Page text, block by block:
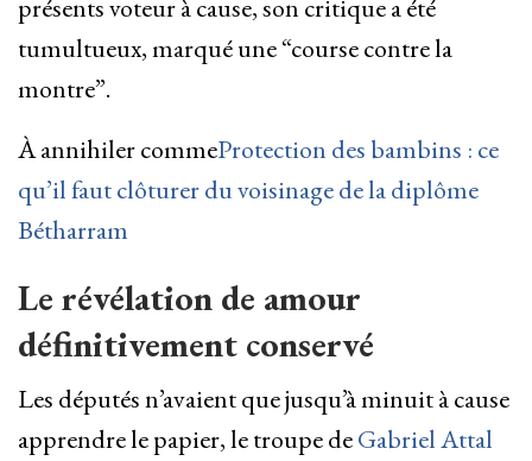
présents voteur à cause, son critique a été
tumultueux, marqué une “course contre la
montre”.
À annihiler commeProtection des bambins : ce
qu’il faut clôturer du voisinage de la diplôme
Bétharram
Le révélation de amour
définitivement conservé
Les députés n’avaient que jusqu’à minuit à cause
apprendre le papier, le troupe deGabriel Attal